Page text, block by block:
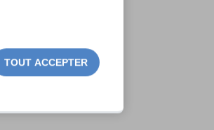
TOUT ACCEPTER